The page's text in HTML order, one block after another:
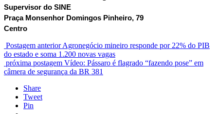
Supervisor do SINE
Praça Monsenhor Domingos Pinheiro, 79
Centro
Postagem anteriorAgronegócio mineiro responde por 22% do PIB
do estado e soma 1.200 novas vagas
próxima postagem Vídeo: Pássaro é flagrado “fazendo pose” em
câmera de segurança da BR 381
Share
Tweet
Pin